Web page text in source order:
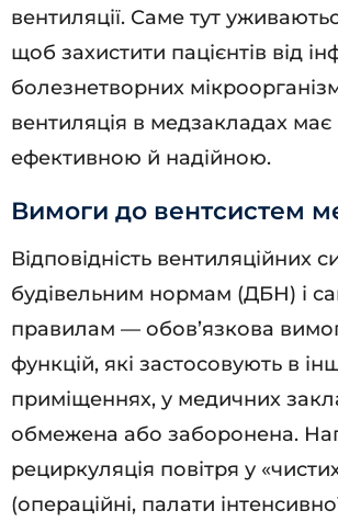
вентиляції. Саме тут
щоб захистити пацієнтів від
болезнетворних
вентиляція в медзакладах має
ефективною й надійною.
Вимоги до вентсистем
Відповідність вентиляційних
будівельним нормам (ДБН) і
правилам — обов’язкова
функцій, які застосовують в
приміщеннях, у медичних
обмежена або заборонена.
рециркуляція повітря у
(операційні, палати